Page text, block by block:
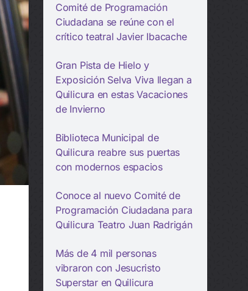
Comité de Programación
Ciudadana se reúne con el
crítico teatral Javier Ibacache
Gran Pista de Hielo y
Exposición Selva Viva llegan a
Quilicura en estas Vacaciones
de Invierno
Biblioteca Municipal de
Quilicura reabre sus puertas
con modernos espacios
Conoce al nuevo Comité de
Programación Ciudadana para
Quilicura Teatro Juan Radrigán
Más de 4 mil personas
vibraron con Jesucristo
Superstar en Quilicura